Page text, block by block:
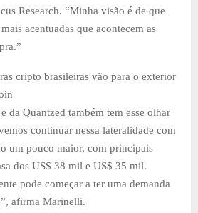
Research. “Minha visão é de que
acentuadas que acontecem as
cripto brasileiras vão para o exterior
da Quantzed também tem esse olhar
continuar nessa lateralidade com
um pouco maior, com principais
dos US$ 38 mil e US$ 35 mil.
pode começar a ter uma demanda
afirma Marinelli.